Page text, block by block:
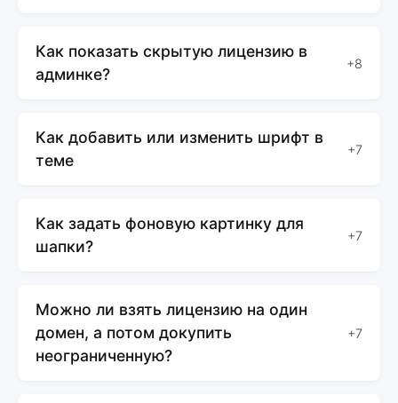
Как показать скрытую лицензию в
админке?
+8
Как добавить или изменить шрифт в
теме
+7
Как задать фоновую картинку для
шапки?
+7
Можно ли взять лицензию на один
домен, а потом докупить
неограниченную?
+7